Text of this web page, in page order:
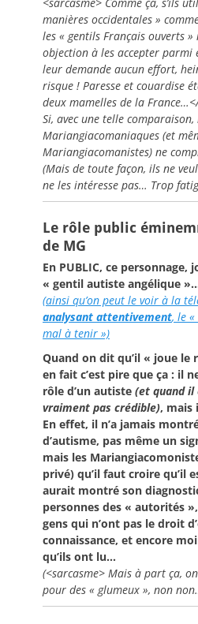
manières occidentales »
les « gentils Français ouverts
objection à les accepter parmi
leur demande aucun effort,
risque ! Paresse et couardise
deux mamelles de la
Si, avec une telle
Mariangiacomaniaques (et
Mariangiacomanistes) ne
(Mais de toute façon, ils ne
ne les intéresse pas… Trop
Le rôle public
de MG
En PUBLIC, ce personnage,
« gentil autiste angélique
(ainsi qu’on peut le voir à la
analysant attentivement, le
mal à tenir »)
Quand on dit qu’il « joue le
en fait c’est pire que ça : il
rôle d’un autiste (et quand il
vraiment pas crédible), mais
En effet, il n’a jamais
d’autisme, pas même un
mais les
privé) qu’il faut croire qu’il
aurait montré son
personnes des « autorités
gens qui n’ont pas le droit
connaissance, et encore
qu’ils ont lu…
(<sarcasme> Mais à part ça,
pour des « glumeux », non